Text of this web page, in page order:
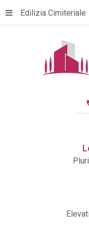
Edilizia Cimiteriale